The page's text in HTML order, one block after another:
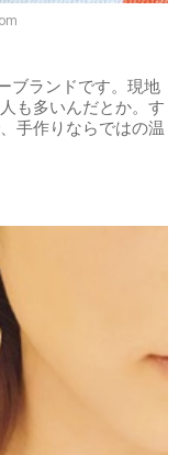
ブランドです。現地
も多いんだとか。す
手作りならではの温